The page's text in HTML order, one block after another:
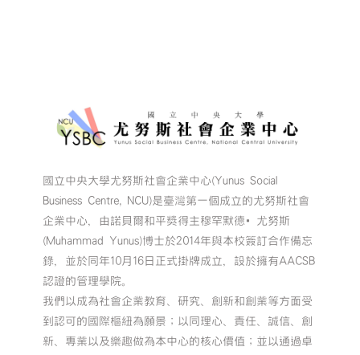
國立中央大學尤努斯社會企業中心(Yunus Social
Business Centre, NCU)是臺灣第一個成立的尤努斯社會
企業中心，由諾貝爾和平獎得主穆罕默德•尤努斯
(Muhammad Yunus)博士於2014年與本校簽訂合作備忘
錄，並於同年10月16日正式掛牌成立，設於擁有AACSB
認證的管理學院。
我們以成為社會企業教育、研究、創新和創業等方面受
到認可的國際樞紐為願景；以同理心、責任、誠信、創
新、專業以及樂趣做為本中心的核心價值；並以通過卓